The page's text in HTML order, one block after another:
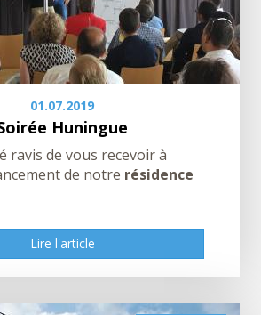
01.07.2019
Huningue
ravis de vous recevoir à
de notre résidence
Lire l'article
Lire l'article